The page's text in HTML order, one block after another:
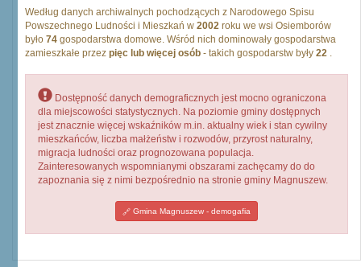
Według danych archiwalnych pochodzących z Narodowego Spisu
Powszechnego Ludności i Mieszkań w 2002 roku we wsi Osiemborów
było 74 gospodarstwa domowe. Wśród nich dominowały gospodarstwa
zamieszkałe przez pięc lub więcej osób - takich gospodarstw były 22 .
Dostępność danych demograficznych jest mocno ograniczona
dla miejscowości statystycznych. Na poziomie gminy dostępnych
jest znacznie więcej wskaźników m.in. aktualny wiek i stan cywilny
mieszkańców, liczba małżeństw i rozwodów, przyrost naturalny,
migracja ludności oraz prognozowana populacja.
Zainteresowanych wspomnianymi obszarami zachęcamy do do
zapoznania się z nimi bezpośrednio na stronie gminy Magnuszew.
Gmina Magnuszew - demogafia